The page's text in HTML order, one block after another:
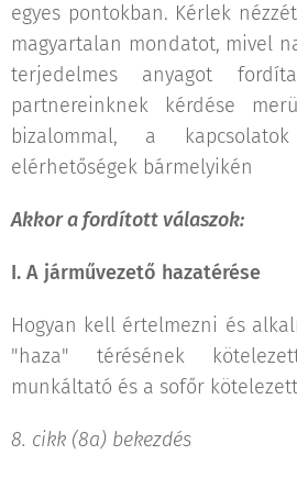
egyes pontokban. Kérlek
magyartalan mondatot, mivel
terjedelmes anyagot
partnereinknek kérdése
bizalommal, a
elérhetőségek bármelyikén
Akkor a fordított válaszok:
I. A járművezető hazatérése
Hogyan kell értelmezni és
"haza" térésének
munkáltató és a sofőr
8. cikk (8a) bekezdés